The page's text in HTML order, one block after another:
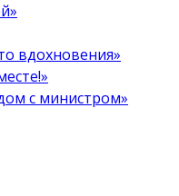
вдохновения»
с министром»